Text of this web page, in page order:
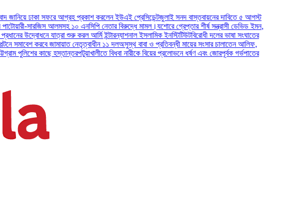
সফরে আগ্রহ প্রকাশ করলেন ইউএই প্রেসিডেন্টজুলাই সনদ বাস্তবায়নের দাবিতে ৫ আগস্ট
আলমসহ ১০ এনসিপি নেতার বিরুদ্ধে মামল।যশোরে গ্রেপ্তার শীর্ষ সন্ত্রাসী ডেভিড ইমন,
যাত্রা শুরু করল আর্মি ইন্টারন্যাশনাল ইসলামিক ইনস্টিটিউটবিরোধী দলের ভাষা সংঘাতের
জামায়াত নেতৃত্বাধীন ১১ দলঅসুস্থ বাবা ও প্রতিবন্ধী মায়ের সংসার চালাতেন আলিফ,
কাছে হস্তান্তরপটুয়াখালীতে বিধবা নারীকে বিয়ের প্রলোভনে ধর্ষণ এবং জোরপূর্বক গর্ভপাতের